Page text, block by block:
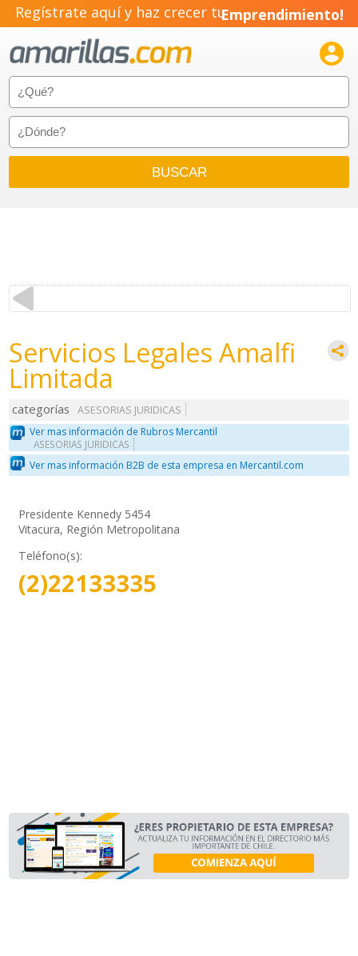
Regístrate aquí y haz crecer tuEmprendimiento!

Servicios Legales Amalfi
Limitada
categorías
ASESORIAS JURIDICAS
Ver mas información de Rubros Mercantil
ASESORIAS JURIDICAS
Ver mas información B2B de esta empresa en Mercantil.com
Presidente Kennedy 5454
Vitacura, Región Metropolitana
Teléfono(s):
(2)22133335